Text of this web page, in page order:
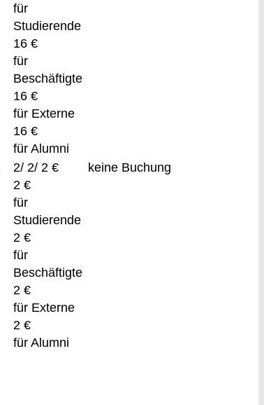
für
Studierende
16 €
für
Beschäftigte
16 €
für Externe
16 €
für Alumni
2/ 2/ 2 €
2 €
für
Studierende
2 €
für
Beschäftigte
2 €
für Externe
2 €
für Alumni
keine Buchung